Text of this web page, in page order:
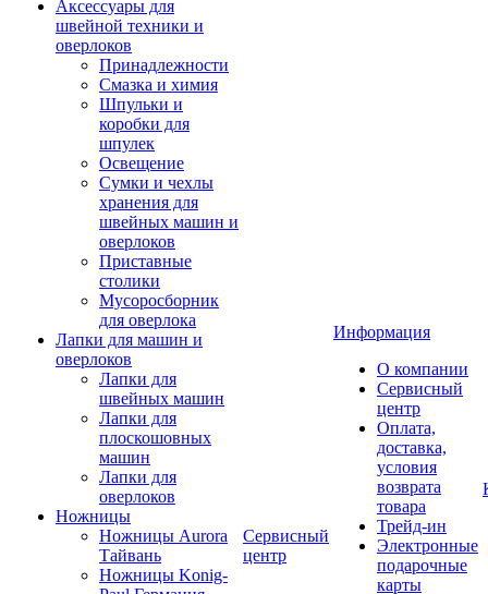
Аксессуары для
швейной техники и
оверлоков
Принадлежности
Смазка и химия
Шпульки и
коробки для
шпулек
Освещение
Сумки и чехлы
хранения для
швейных машин и
оверлоков
Приставные
столики
Мусоросборник
для оверлока
Лапки для машин и
оверлоков
Лапки для
швейных машин
Лапки для
плоскошовных
машин
Лапки для
оверлоков
Ножницы
Ножницы Aurora
Тайвань
Ножницы Konig-
Сервисный
центр
Информация
О компании
Сервисный
центр
Оплата,
доставка,
условия
возврата
товара
Трейд-ин
Электронные
подарочные
карты